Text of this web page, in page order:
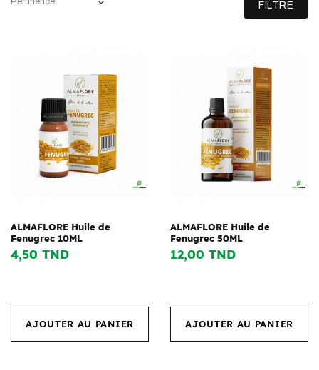
FILTRE
ALMAFLORE Huile de
Fenugrec 10ML
4,50 TND
AJOUTER AU PANIER
ALMAFLORE Huile de
Fenugrec 50ML
12,00 TND
AJOUTER AU PANIER